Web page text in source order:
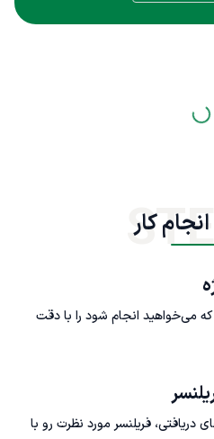
کار
می‌خواهید انجام شود را با دقت
دریافتی، فریلنسر مورد نظرت رو با